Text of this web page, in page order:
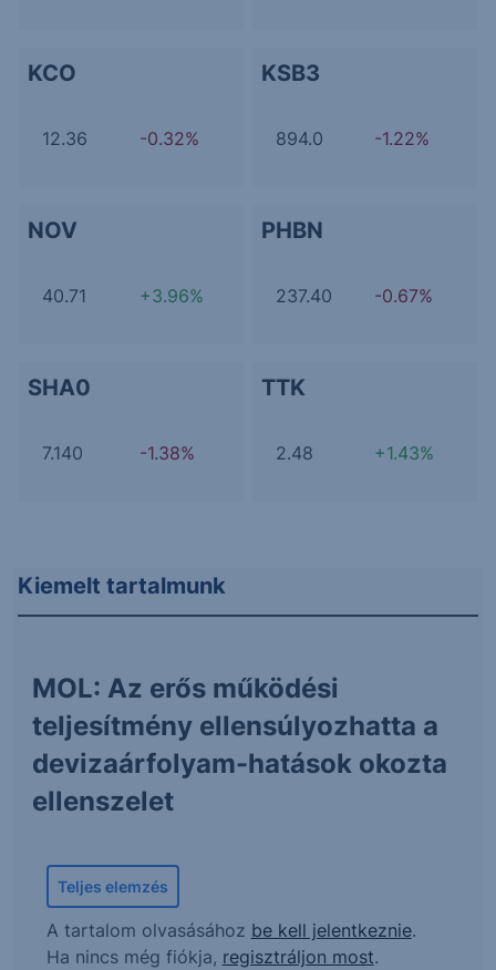
KCO
12.36 -0.32%
KSB3
894.0 -1.22%
NOV
40.71 +3.96%
PHBN
237.40 -0.67%
SHA0
7.140 -1.38%
TTK
2.48 +1.43%
Kiemelt tartalmunk
MOL: Az erős működési
teljesítmény ellensúlyozhatta a
devizaárfolyam-hatások okozta
ellenszelet
Teljes elemzés
A tartalom olvasásához be kell jelentkeznie.
Ha nincs még fiókja, regisztráljon most.